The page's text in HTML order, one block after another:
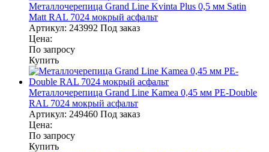
Металлочерепица Grand Line Kvinta Plus 0,5 мм Satin
Matt RAL 7024 мокрый асфальт
Артикул: 243992 Под заказ
Цена:
По запросу
Купить
Металлочерепица Grand Line Kamea 0,45 мм PE-Double
RAL 7024 мокрый асфальт
Артикул: 249460 Под заказ
Цена:
По запросу
Купить